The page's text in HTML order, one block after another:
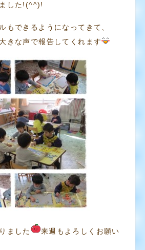
した!(^^)!
もできるようになってきて、
きな声で報告してくれます
ました
来週もよろしくお願い